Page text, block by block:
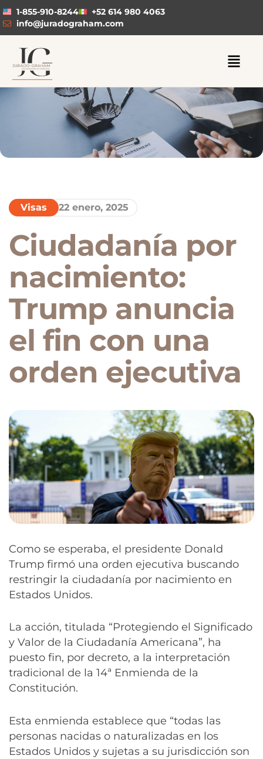
1-855-910-8244
+52 614 980 4063
info@juradograham.com
Visas 22 enero, 2025
Ciudadanía por
nacimiento:
Trump anuncia
el fin con una
orden ejecutiva
Como se esperaba, el presidente Donald
Trump firmó una orden ejecutiva buscando
restringir la ciudadanía por nacimiento en
Estados Unidos.
La acción, titulada “Protegiendo el Significado
y Valor de la Ciudadanía Americana”, ha
puesto fin, por decreto, a la interpretación
tradicional de la 14ª Enmienda de la
Constitución.
Esta enmienda establece que “todas las
personas nacidas o naturalizadas en los
Estados Unidos y sujetas a su jurisdicción son